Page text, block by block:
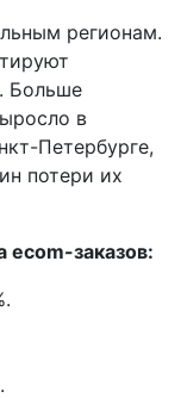
регионам.
Больше
в
Петербурге,
потери их
ecom-заказов: